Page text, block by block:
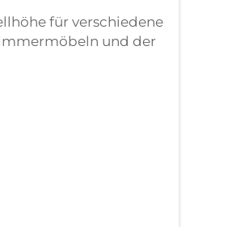
für verschiedene
und der
ist mir ein Aspekt